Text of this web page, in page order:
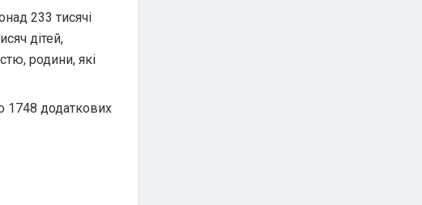
233 тисячі
дітей,
родини, які
1748 додаткових